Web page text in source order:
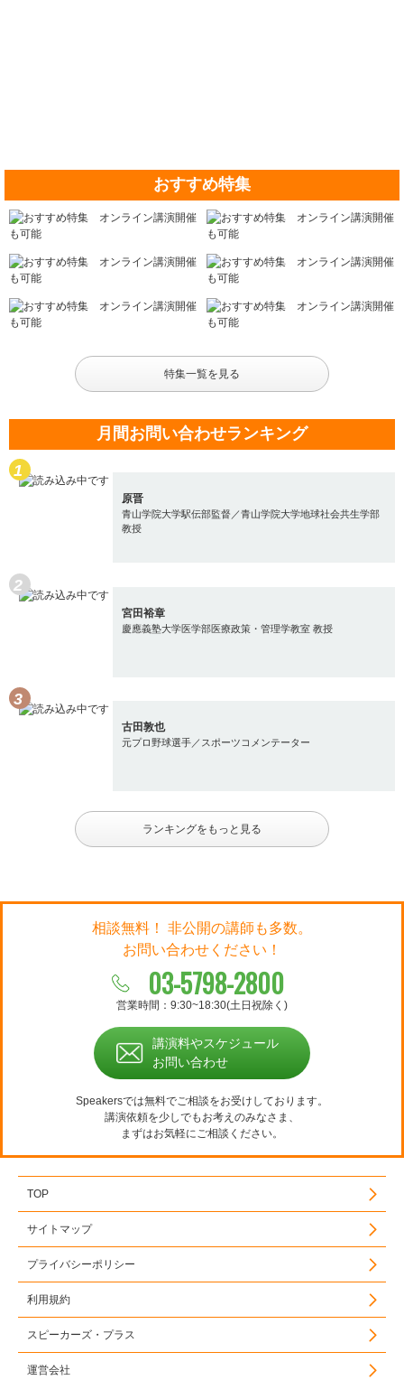
おすすめ特集
特集一覧を見る
月間お問い合わせランキング
原晋
青山学院大学駅伝部監督／青山学院大学地球社会共生学部
教授
宮田裕章
慶應義塾大学医学部医療政策・管理学教室 教授
古田敦也
元プロ野球選手／スポーツコメンテーター
ランキングをもっと見る
相談無料！ 非公開の講師も多数。
お問い合わせください！
03-5798-2800
営業時間：9:30~18:30(土日祝除く)
講演料やスケジュール
お問い合わせ
Speakersでは無料でご相談をお受けしております。
講演依頼を少しでもお考えのみなさま、
まずはお気軽にご相談ください。
TOP
サイトマップ
プライバシーポリシー
利用規約
スピーカーズ・プラス
運営会社